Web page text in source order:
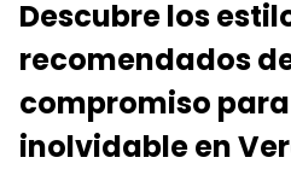
Descubre los
recomendados
compromiso
inolvidable en